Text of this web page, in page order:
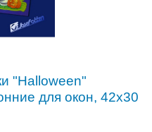
"Halloween"
для окон, 42x30